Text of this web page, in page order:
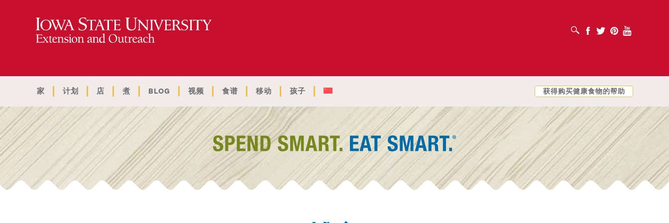
打开搜索框 Facebook
Twitter PinterestYoutube
家 计划 店 煮 BLOG 视频 食谱 移动 孩子 获得购买健康食物的帮助